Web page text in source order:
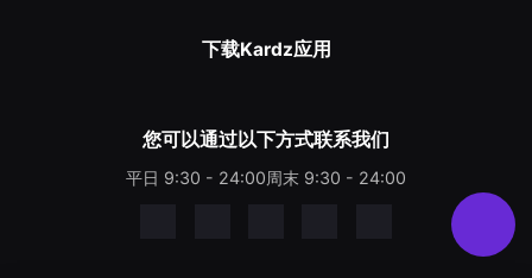
下载Kardz应用
您可以通过以下方式联系我们
平日 9:30 - 24:00周末 9:30 - 24:00